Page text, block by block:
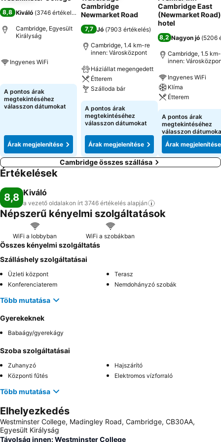
8,8 Kiváló (3746 értékelés
Cambridge, Egyesült
Királyság
Ingyenes WiFi
A pontos árak
megtekintéséhez
válasszon dátumokat
Árak megjelenítése
Cambridge
Newmarket Road
7,7 Jó (7903 értékelés)
Cambridge, 1.4 km-re
innen: Városközpont
Háziállat megengedett
Étterem
Szálloda bár
A pontos árak
megtekintéséhez
válasszon dátumokat
Árak megjelenítése
Cambridge East
(Newmarket Road)
hotel
8,2 Nagyon jó (5206
Cambridge, 1.5
innen:
Ingyenes WiFi
Klíma
Étterem
A pontos árak
megtekintéséhez
válasszon
Árak megjelenítése
Cambridge összes szállása
Értékelések
8,8 Kiváló
a vezető oldalakon írt 3746 értékelés alapján
Népszerű kényelmi szolgáltatások
WiFi a lobbyban WiFi a szobákban
Összes kényelmi szolgáltatás
Szálláshely szolgáltatásai
Üzleti központ
Terasz
Konferenciaterem
Nemdohányzó szobák
Több mutatása
Gyerekeknek
Babaágy/gyerekágy
Szoba szolgáltatásai
Zuhanyzó
Hajszárító
Központi fűtés
Elektromos vízforraló
Több mutatása
Elhelyezkedés
Westminster College, Madingley Road, Cambridge, CB30AA,
Egyesült Királyság
Távolság innen: Westminster College